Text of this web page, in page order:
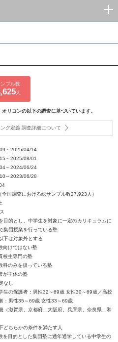
プル数
人
リコンの以下の調査に基づいています。
グ定義 調査詳細について
～2025/04/14
～2025/08/01
～2024/06/24
～2023/06/28
国調査における総サンプル数27,923人）
目的とし、中学生を対象に一定のカリキュラムに
集団授業を行っている塾
下は対象外とする
向けではない塾
校生専門の塾
科のみを扱っている塾
が主体の塾
なし
生の保護者：男性32～69歳 女性30～69歳／高校
：男性35～69歳 女性33～69歳
（滋賀県、京都府、大阪府、兵庫県、奈良県、和
どちらかの条件を満たす人
を目的とした集団塾に通年通学している中学生の